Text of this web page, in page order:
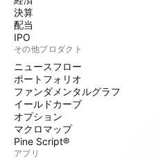
決算
配当
IPO
その他プロダクト
ニュースフロー
ポートフォリオ
ファンダメンタルグラフ
イールドカーブ
オプション
マクロマップ
Pine Script®
アプリ